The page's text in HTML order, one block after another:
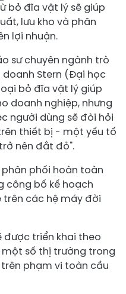
bỏ đĩa vật lý sẽ giúp
lưu kho và phân
lợi nhuận.
sư chuyên ngành trò
doanh Stern (Đại học
bỏ đĩa vật lý giúp
doanh nghiệp, nhưng
người dùng sẽ đòi hỏi
thiết bị - một yếu tố
nên đắt đỏ".
phối hoàn toàn
công bố kế hoạch
trên các hệ máy đời
được triển khai theo
số thị trường trong
phạm vi toàn cầu